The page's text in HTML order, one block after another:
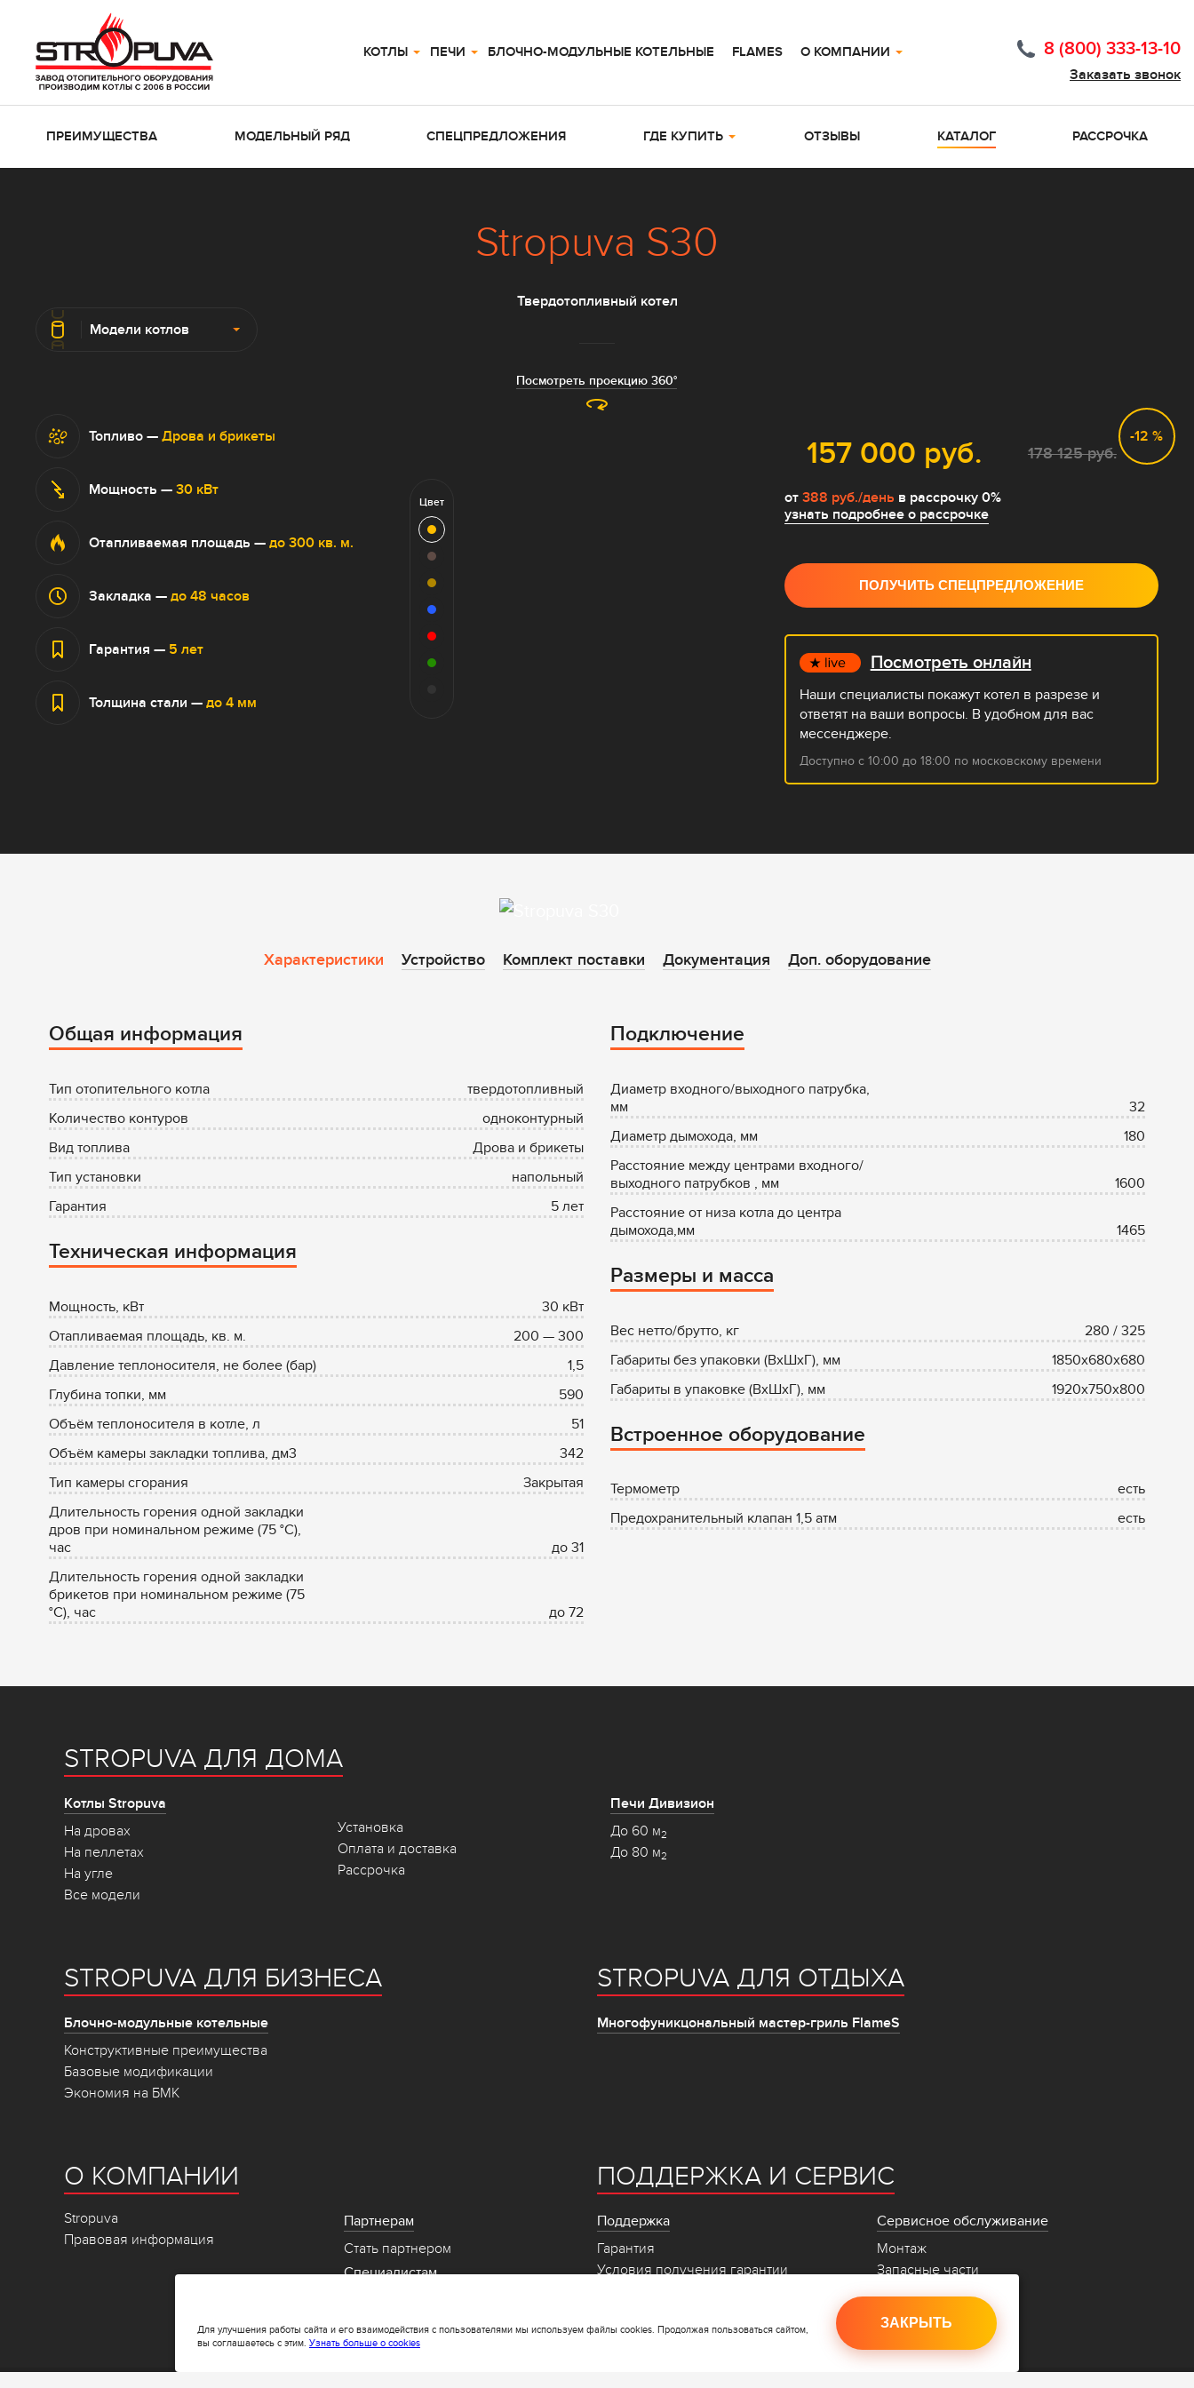
КОТЛЫ ПЕЧИ БЛОЧНО-МОДУЛЬНЫЕ КОТЕЛЬНЫЕ FLAMES О КОМПАНИИ 8 (800) 333-13-10
Заказать звонок
ПРЕИМУЩЕСТВА МОДЕЛЬНЫЙ РЯД СПЕЦПРЕДЛОЖЕНИЯ ГДЕ КУПИТЬ ОТЗЫВЫ КАТАЛОГ РАССРОЧКА
Stropuva S30
Твердотопливный котел
Модели котлов
Топливо — Дрова и брикеты
Мощность — 30 кВт
Отапливаемая площадь — до 300 кв. м.
Закладка — до 48 часов
Гарантия — 5 лет
Толщина стали — до 4 мм
Цвет
Посмотреть проекцию 360°
157 000 руб. 178 125 руб.
-12 %
от 388 руб./день в рассрочку 0%
узнать подробнее о рассрочке
ПОЛУЧИТЬ СПЕЦПРЕДЛОЖЕНИЕ
Посмотреть онлайн
Наши специалисты покажут котел в разрезе и
ответят на ваши вопросы. В удобном для вас
мессенджере.
Доступно с 10:00 до 18:00 по московскому времени
котла
Характеристики Устройство Комплект поставки Документация Доп. оборудование
Общая информация
Тип отопительного котла
твердотопливный
Количество контуров
одноконтурный
Вид топлива
Дрова и брикеты
Тип установки
напольный
Гарантия
5 лет
Техническая информация
Мощность, кВт
30 кВт
Отапливаемая площадь, кв. м.
200 — 300
Давление теплоносителя, не более (бар)
1,5
Глубина топки, мм
590
Объём теплоносителя в котле, л
51
Объём камеры закладки топлива, дм3
342
Тип камеры сгорания
Закрытая
Длительность горения одной закладки
дров при номинальном режиме (75 °С),
час
до 31
Длительность горения одной закладки
брикетов при номинальном режиме (75
°С), час
до 72
Подключение
Диаметр входного/выходного патрубка,
мм
32
Диаметр дымохода, мм
180
Расстояние между центрами входного/
выходного патрубков , мм
1600
Расстояние от низа котла до центра
дымохода,мм
1465
Размеры и масса
Вес нетто/брутто, кг
280 / 325
Габариты без упаковки (ВхШхГ), мм
1850x680x680
Габариты в упаковке (ВхШхГ), мм
1920x750x800
Встроенное оборудование
Термометр
есть
Предохранительный клапан 1,5 атм
есть
Для улучшения работы сайта и его взаимодействия с пользователями мы используем файлы cookies. Продолжая пользоваться сайтом,
вы соглашаетесь с этим. Узнать больше о cookies
ЗАКРЫТЬ
STROPUVA ДЛЯ ДОМА
Котлы Stropuva
На дровах
На пеллетах
На угле
Все модели
Установка
Оплата и доставка
Рассрочка
Печи Дивизион
До 60 м2
До 80 м2
STROPUVA ДЛЯ БИЗНЕСА
Блочно-модульные котельные
Конструктивные преимущества
Базовые модификации
Экономия на БМК
STROPUVA ДЛЯ ОТДЫХА
Многофуникцональный мастер-гриль FlameS
О КОМПАНИИ
Stropuva
Правовая информация
Партнерам
Стать партнером
Специалистам
ПОДДЕРЖКА И СЕРВИС
Поддержка
Гарантия
Условия получения гарантии
Сервисное обслуживание
Монтаж
Запасные части